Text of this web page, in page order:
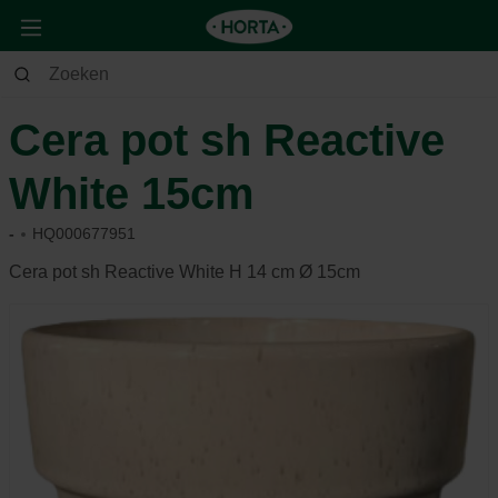
Huis & Deco
Cera pot sh Reactive
White 15cm
- HQ000677951
Cera pot sh Reactive White H 14 cm Ø 15cm